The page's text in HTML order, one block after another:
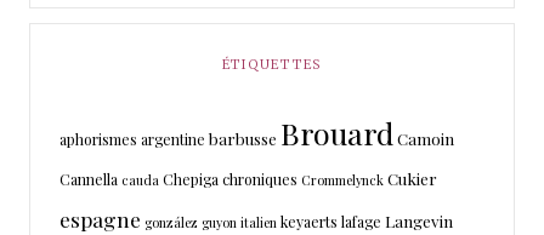
ÉTIQUETTES
aphorismes argentine barbusse Brouard Camoin
Cannella cauda Chepigachroniques Crommelynck Cukier
espagne gonzález guyon italien keyaerts lafage Langevin